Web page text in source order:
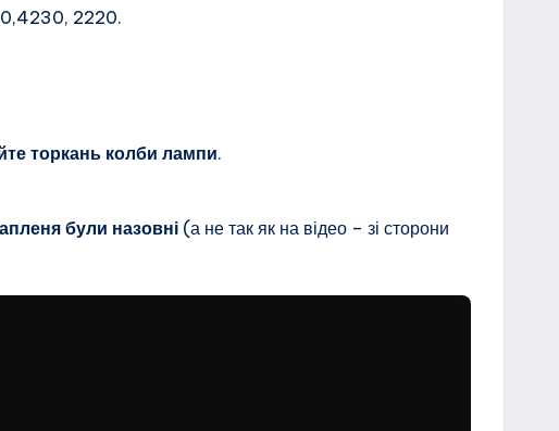
2220.
торкань колби лампи.
були назовні (а не так як на відео – зі сторони